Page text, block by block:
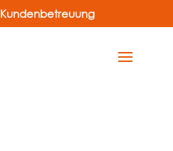
Kundenbetreuung